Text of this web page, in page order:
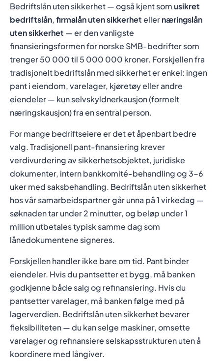
Bedriftslån uten sikkerhet — også kjent somusikret
bedriftslån,firmalån uten sikkerhetellernæringslån
uten sikkerhet — er den vanligste
finansieringsformen for norske SMB-bedrifter som
trenger 50 000 til 5 000 000 kroner. Forskjellen fra
tradisjonelt bedriftslån med sikkerhet er enkel: ingen
pant i eiendom, varelager, kjøretøy eller andre
eiendeler — kun selvskyldnerkausjon (formelt
næringskausjon) fra en sentral person.
For mange bedriftseiere er det et åpenbart bedre
valg. Tradisjonell pant-finansiering krever
verdivurdering av sikkerhetsobjektet, juridiske
dokumenter, intern bankkomité-behandling og 3-6
uker med saksbehandling. Bedriftslån uten sikkerhet
hos vår samarbeidspartner går unna på 1 virkedag —
søknaden tar under 2 minutter, og beløp under 1
million utbetales typisk samme dag som
lånedokumentene signeres.
Forskjellen handler ikke bare om tid. Pant binder
eiendeler. Hvis du pantsetter et bygg, må banken
godkjenne både salg og refinansiering. Hvis du
pantsetter varelager, må banken følge med på
lagerverdien. Bedriftslån uten sikkerhet bevarer
fleksibiliteten — du kan selge maskiner, omsette
varelager og refinansiere selskapsstrukturen uten å
koordinere med långiver.